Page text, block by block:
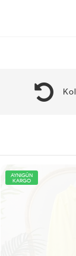
AYNIGÜN
KARGO